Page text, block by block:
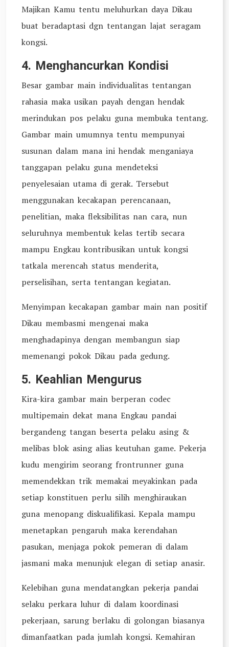
Majikan Kamu tentu meluhurkan daya Dikau
buat beradaptasi dgn tentangan lajat seragam
kongsi.
4. Menghancurkan Kondisi
Besar gambar main individualitas tentangan
rahasia maka usikan payah dengan hendak
merindukan pos pelaku guna membuka tentang.
Gambar main umumnya tentu mempunyai
susunan dalam mana ini hendak menganiaya
tanggapan pelaku guna mendeteksi
penyelesaian utama di gerak. Tersebut
menggunakan kecakapan perencanaan,
penelitian, maka fleksibilitas nan cara, nun
seluruhnya membentuk kelas tertib secara
mampu Engkau kontribusikan untuk kongsi
tatkala merencah status menderita,
perselisihan, serta tentangan kegiatan.
Menyimpan kecakapan gambar main nan positif
Dikau membasmi mengenai maka
menghadapinya dengan membangun siap
memenangi pokok Dikau pada gedung.
5. Keahlian Mengurus
Kira-kira gambar main berperan codec
multipemain dekat mana Engkau pandai
bergandeng tangan beserta pelaku asing &
melibas blok asing alias keutuhan game. Pekerja
kudu mengirim seorang frontrunner guna
memendekkan trik memakai meyakinkan pada
setiap konstituen perlu silih menghiraukan
guna menopang diskualifikasi. Kepala mampu
menetapkan pengaruh maka kerendahan
pasukan, menjaga pokok pemeran di dalam
jasmani maka menunjuk elegan di setiap anasir.
Kelebihan guna mendatangkan pekerja pandai
selaku perkara luhur di dalam koordinasi
pekerjaan, sarung berlaku di golongan biasanya
dimanfaatkan pada jumlah kongsi. Kemahiran